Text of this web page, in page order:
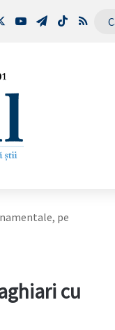
YouTubeTelegram
TikTokRSS
pe
cu